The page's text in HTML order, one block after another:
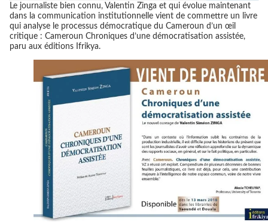
Le journaliste bien connu, Valentin Zinga et qui évolue maintenant
dans la communication institutionnelle vient de commettre un livre
qui analyse le processus démocratique du Cameroun d’un œil
critique : Cameroun Chroniques d’une démocratisation assistée,
paru aux éditions Ifrikya.